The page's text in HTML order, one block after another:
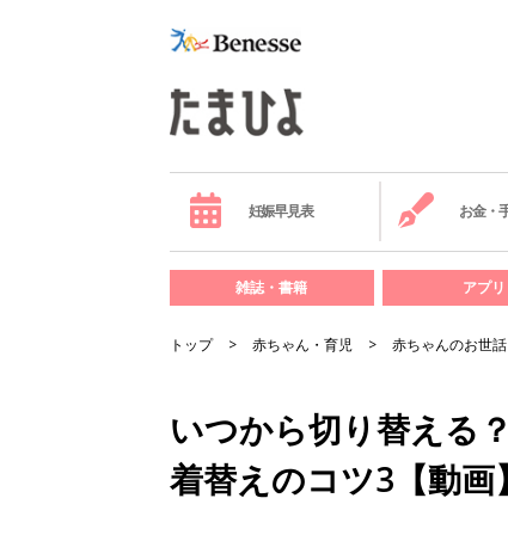
妊娠早見表 お金・
雑誌・書籍 アプリ
トップ 赤ちゃん・育児 赤ちゃんのお世話
いつから切り替える
着替えのコツ3【動画】